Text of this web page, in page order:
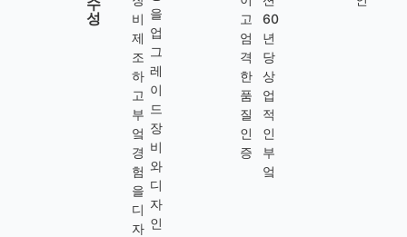
성
비
제
조
하
고
부
엌
경
험
을
디
자
을
업
그
레
이
드
장
비
와
디
자
인
고
엄
격
한
품
질
인
증
60
년
당
상
업
적
인
부
엌